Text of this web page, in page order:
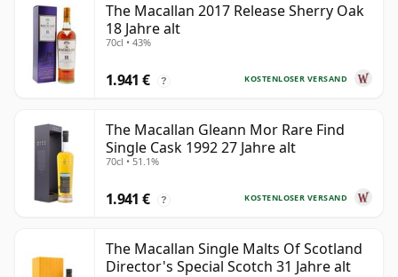
The Macallan 2017 Release Sherry Oak
18 Jahre alt
70cl • 43%
KOSTENLOSER VERSAND
1.941 € ?
The Macallan Gleann Mor Rare Find
Single Cask 1992 27 Jahre alt
70cl • 51.1%
KOSTENLOSER VERSAND
1.941 € ?
The Macallan Single Malts Of Scotland
Director's Special Scotch 31 Jahre alt